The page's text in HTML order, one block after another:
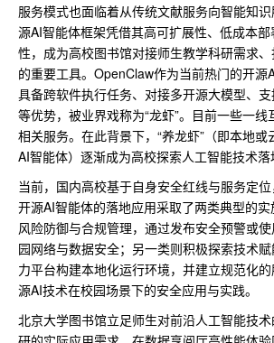
服务模式也面临着从传统文献服务向智能知
源AI智能体框架凭借其高可扩展性、低成本
性，成为高校图书馆对接师生教学科研需求
的重要工具。OpenClaw作为当前热门的开源
具备跨软件执行任务、对接多开源大模型、
等优势，被业界戏称为“龙虾”。目前一些一
相关服务。在此背景下，“养龙虾”（即本地
AI智能体）逐渐成为高校探索人工智能技术落
当前，国内高校基于自身安全红线与服务定
开源AI智能体的落地应用采取了两类典型的
风险防御与合规管理，通过发布安全预警或
园网络与数据安全；另一类则积极探索技术
力平台构建本地化运行环境，并建立规范化
源AI技术在校园场景下的安全应用与实践。
北京大学图书馆立足师生对前沿人工智能技